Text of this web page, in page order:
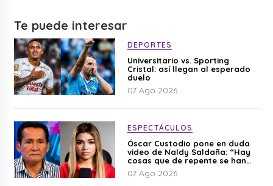
Te puede interesar
DEPORTES
Universitario vs. Sporting
Cristal: así llegan al esperado
duelo
07 Ago 2026
ESPECTÁCULOS
Óscar Custodio pone en duda
video de Naldy Saldaña: “Hay
cosas que de repente se han
editado”
07 Ago 2026